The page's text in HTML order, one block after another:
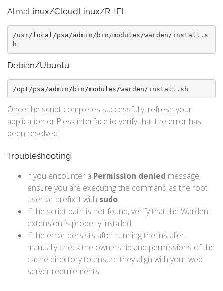
AlmaLinux/CloudLinux/RHEL
/usr/local/psa/admin/bin/modules/warden/install.s
h
Debian/Ubuntu
/opt/psa/admin/bin/modules/warden/install.sh
Once the script completes successfully, refresh your
application or Plesk interface to verify that the error has
been resolved.
Troubleshooting
If you encounter a Permission denied message,
ensure you are executing the command as the root
user or prefix it with sudo.
If the script path is not found, verify that the Warden
extension is properly installed.
If the error persists after running the installer,
manually check the ownership and permissions of the
cache directory to ensure they align with your web
server requirements.